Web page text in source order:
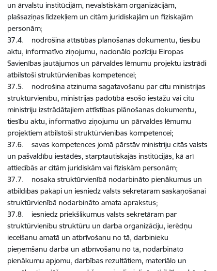
un ārvalstu institūcijām, nevalstiskām organizācijām,
plašsaziņas līdzekļiem un citām juridiskajām un fiziskajām
personām;
37.4. nodrošina attīstības plānošanas dokumentu, tiesību
aktu, informatīvo ziņojumu, nacionālo pozīciju Eiropas
Savienības jautājumos un pārvaldes lēmumu projektu izstrādi
atbilstoši struktūrvienības kompetencei;
37.5. nodrošina atzinuma sagatavošanu par citu ministrijas
struktūrvienību, ministrijas padotībā esošo iestāžu vai citu
ministriju izstrādātajiem attīstības plānošanas dokumentu,
tiesību aktu, informatīvo ziņojumu un pārvaldes lēmumu
projektiem atbilstoši struktūrvienības kompetencei;
37.6. savas kompetences jomā pārstāv ministriju citās valsts
un pašvaldību iestādēs, starptautiskajās institūcijās, kā arī
attiecībās ar citām juridiskām vai fiziskām personām;
37.7. nosaka struktūrvienībā nodarbināto pienākumus un
atbildības pakāpi un iesniedz valsts sekretāram saskaņošanai
struktūrvienībā nodarbināto amata aprakstus;
37.8. iesniedz priekšlikumus valsts sekretāram par
struktūrvienību struktūru un darba organizāciju, ierēdņu
iecelšanu amatā un atbrīvošanu no tā, darbinieku
pieņemšanu darbā un atbrīvošanu no tā, nodarbināto
pienākumu apjomu, darbības rezultātiem, materiālo un